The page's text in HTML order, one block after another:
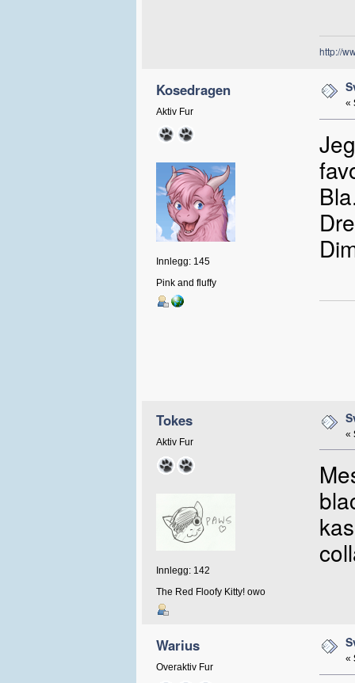
http://
Kosedragen
Aktiv Fur
Innlegg: 145
Pink and fluffy
«
Tokes
Aktiv Fur
Innlegg: 142
The Red Floofy Kitty! owo
«
Warius
Overaktiv Fur
«